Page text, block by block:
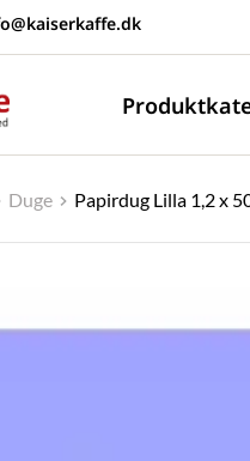
Duge Papirdug Lilla 1,2 x